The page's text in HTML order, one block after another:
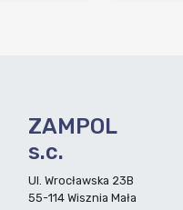
ZAMPOL
s.c.
Ul. Wrocławska 23B
55-114 Wisznia Mała